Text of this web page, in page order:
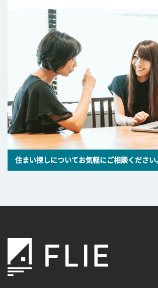
住まい探しについてお気軽にご相談ください